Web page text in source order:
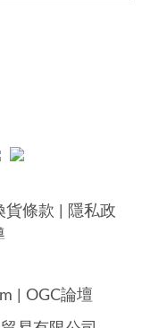
貨條款
隱私政
OGC論壇